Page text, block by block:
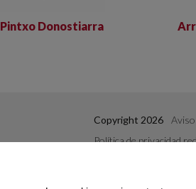
Pintxo Donostiarra
Copyright 2026 Aviso
Política de privacidad